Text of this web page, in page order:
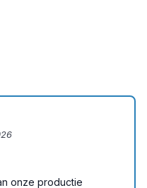
onze productie